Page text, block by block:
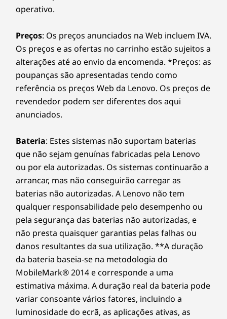
operativo.
Preços: Os preços anunciados na Web incluem IVA.
Os preços e as ofertas no carrinho estão sujeitos a
alterações até ao envio da encomenda. *Preços: as
poupanças são apresentadas tendo como
referência os preços Web da Lenovo. Os preços de
revendedor podem ser diferentes dos aqui
anunciados.
Bateria: Estes sistemas não suportam baterias
que não sejam genuínas fabricadas pela Lenovo
ou por ela autorizadas. Os sistemas continuarão a
arrancar, mas não conseguirão carregar as
baterias não autorizadas. A Lenovo não tem
qualquer responsabilidade pelo desempenho ou
pela segurança das baterias não autorizadas, e
não presta quaisquer garantias pelas falhas ou
danos resultantes da sua utilização. **A duração
da bateria baseia-se na metodologia do
MobileMark® 2014 e corresponde a uma
estimativa máxima. A duração real da bateria pode
variar consoante vários fatores, incluindo a
luminosidade do ecrã, as aplicações ativas, as